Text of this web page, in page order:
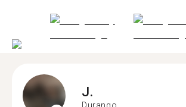
J.
Durango